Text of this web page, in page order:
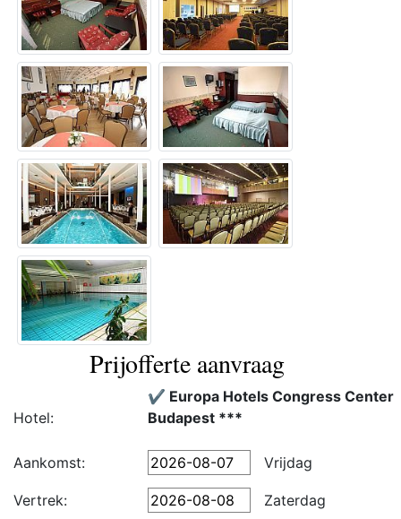
Prijofferte aanvraag
Hotel:
✔️ Europa Hotels Congress Center
Budapest ***
Aankomst: Vrijdag
Vertrek:
Zaterdag